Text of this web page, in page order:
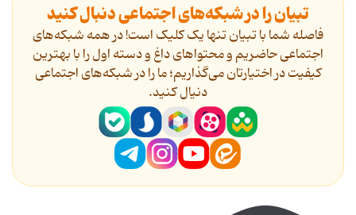
تبیان را در شبکه‌های اجتماعی دنبال کنید
فاصله شما با تبیان تنها یک کلیک است! در همه شبکه‌های
اجتماعی حاضریم و محتواهای داغ و دسته اول را با بهترین
کیفیت در اختیارتان می‌گذاریم؛ ما را در شبکه‌های اجتماعی
دنیال کنید.